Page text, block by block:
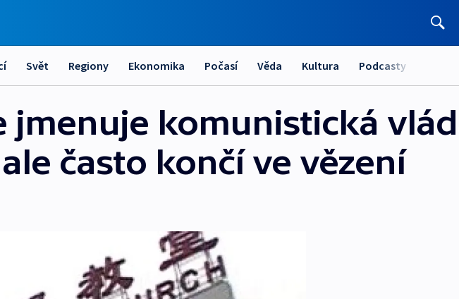
Svět Regiony Ekonomika Počasí Věda Kultura Podcasty
jmenuje komunistická
často končí ve vězení